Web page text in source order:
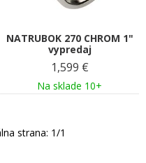
NATRUBOK 270 CHROM 1"
vypredaj
1,599 €
Na sklade 10+
strana: 1/1